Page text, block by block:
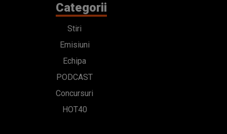
Categorii
Stiri
Emisiuni
Echipa
PODCAST
Concursuri
HOT40